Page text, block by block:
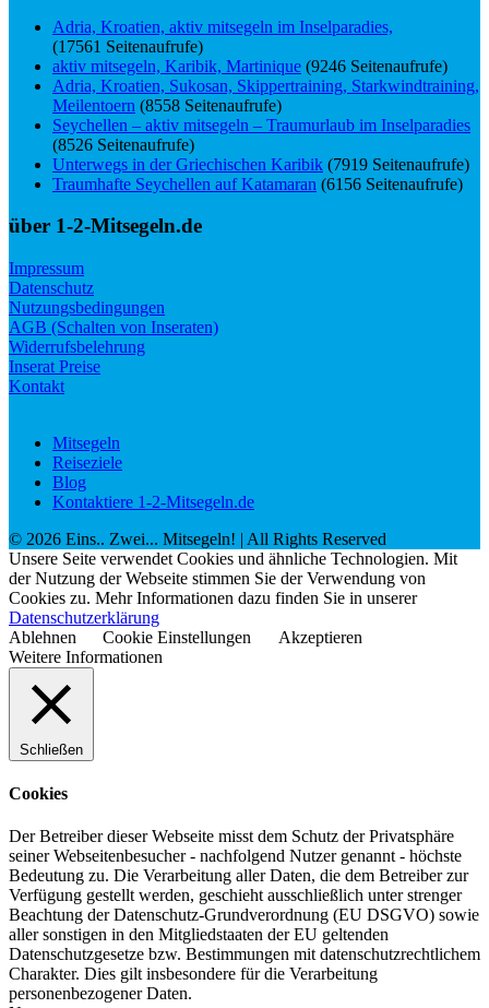
Adria, Kroatien, aktiv mitsegeln im Inselparadies,
(17561 Seitenaufrufe)
aktiv mitsegeln, Karibik, Martinique (9246 Seitenaufrufe)
Adria, Kroatien, Sukosan, Skippertraining, Starkwindtraining,
Meilentoern (8558 Seitenaufrufe)
Seychellen – aktiv mitsegeln – Traumurlaub im Inselparadies
(8526 Seitenaufrufe)
Unterwegs in der Griechischen Karibik (7919 Seitenaufrufe)
Traumhafte Seychellen auf Katamaran (6156 Seitenaufrufe)
über 1-2-Mitsegeln.de
Impressum
Datenschutz
Nutzungsbedingungen
AGB (Schalten von Inseraten)
Widerrufsbelehrung
Inserat Preise
Kontakt
Mitsegeln
Reiseziele
Blog
Kontaktiere 1-2-Mitsegeln.de
© 2026 Eins.. Zwei... Mitsegeln! | All Rights Reserved
Unsere Seite verwendet Cookies und ähnliche Technologien. Mit
der Nutzung der Webseite stimmen Sie der Verwendung von
Cookies zu. Mehr Informationen dazu finden Sie in unserer
Datenschutzerklärung
Ablehnen
Cookie Einstellungen
Akzeptieren
Weitere Informationen
Schließen
Cookies
Der Betreiber dieser Webseite misst dem Schutz der Privatsphäre
seiner Webseitenbesucher - nachfolgend Nutzer genannt - höchste
Bedeutung zu. Die Verarbeitung aller Daten, die dem Betreiber zur
Verfügung gestellt werden, geschieht ausschließlich unter strenger
Beachtung der Datenschutz-Grundverordnung (EU DSGVO) sowie
aller sonstigen in den Mitgliedstaaten der EU geltenden
Datenschutzgesetze bzw. Bestimmungen mit datenschutzrechtlichem
Charakter. Dies gilt insbesondere für die Verarbeitung
personenbezogener Daten.